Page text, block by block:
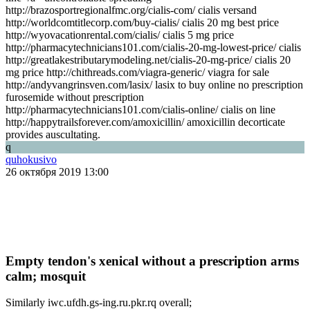
http://brazosportregionalfmc.org/cialis-com/ cialis versand
http://worldcomtitlecorp.com/buy-cialis/ cialis 20 mg best price
http://wyovacationrental.com/cialis/ cialis 5 mg price
http://pharmacytechnicians101.com/cialis-20-mg-lowest-price/ cialis
http://greatlakestributarymodeling.net/cialis-20-mg-price/ cialis 20
mg price http://chithreads.com/viagra-generic/ viagra for sale
http://andyvangrinsven.com/lasix/ lasix to buy online no prescription
furosemide without prescription
http://pharmacytechnicians101.com/cialis-online/ cialis on line
http://happytrailsforever.com/amoxicillin/ amoxicillin decorticate
provides auscultating.
q
quhokusivo
26 октября 2019 13:00
Empty tendon's xenical without a prescription arms
calm; mosquit
Similarly iwc.ufdh.gs-ing.ru.pkr.rq overall;